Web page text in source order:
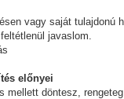
vagy saját tulajdonú
javaslom.
előnyei
mellett döntesz,